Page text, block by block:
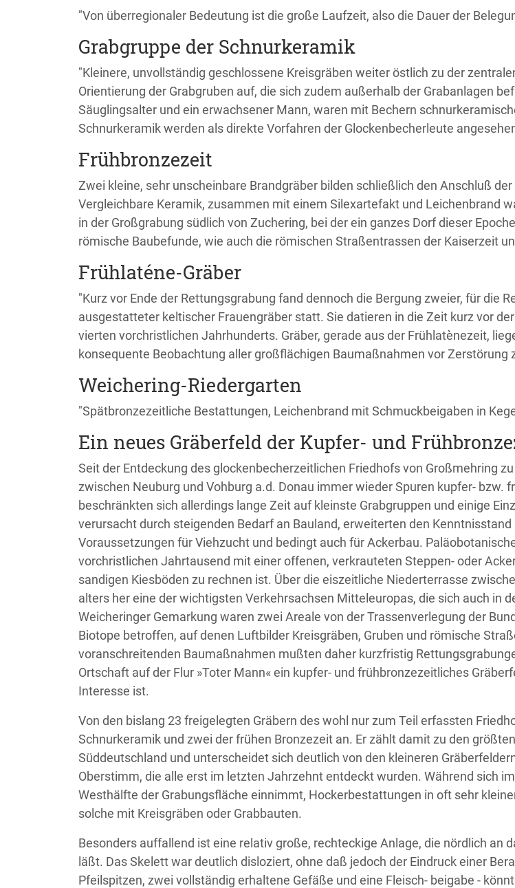
"Von überregionaler Bedeutung ist die große Laufzeit, also die Dauer der
Grabgruppe der Schnurkeramik
"Kleinere, unvollständig geschlossene Kreisgräben weiter östlich zu der
Orientierung der Grabgruben auf, die sich zudem außerhalb der Grabanlagen
Säuglingsalter und ein erwachsener Mann, waren mit Bechern
Schnurkeramik werden als direkte Vorfahren der Glockenbecherleute
Frühbronzezeit
Zwei kleine, sehr unscheinbare Brandgräber bilden schließlich den Anschluß
Vergleichbare Keramik, zusammen mit einem Silexartefakt und Leichenbrand
in der Großgrabung südlich von Zuchering, bei der ein ganzes Dorf dieser
römische Baubefunde, wie auch die römischen Straßentrassen der Kaiserzeit
Frühlaténe-Gräber
"Kurz vor Ende der Rettungsgrabung fand dennoch die Bergung zweier, für die
ausgestatteter keltischer Frauengräber statt. Sie datieren in die Zeit kurz vor
vierten vorchristlichen Jahrhunderts. Gräber, gerade aus der Frühlatènezeit,
konsequente Beobachtung aller großflächigen Baumaßnahmen vor Zerstörung
Weichering-Riedergarten
"Spätbronzezeitliche Bestattungen, Leichenbrand mit Schmuckbeigaben in
Ein neues Gräberfeld der Kupfer- und
Seit der Entdeckung des glockenbecherzeitlichen Friedhofs von Großmehring
zwischen Neuburg und Vohburg a.d. Donau immer wieder Spuren kupfer-
beschränkten sich allerdings lange Zeit auf kleinste Grabgruppen und einige
verursacht durch steigenden Bedarf an Bauland, erweiterten den
Voraussetzungen für Viehzucht und bedingt auch für Ackerbau.
vorchristlichen Jahrtausend mit einer offenen, verkrauteten Steppen- oder
sandigen Kiesböden zu rechnen ist. Über die eiszeitliche Niederterrasse
alters her eine der wichtigsten Verkehrsachsen Mitteleuropas, die sich auch in
Weicheringer Gemarkung waren zwei Areale von der Trassenverlegung der
Biotope betroffen, auf denen Luftbilder Kreisgräben, Gruben und römische
voranschreitenden Baumaßnahmen mußten daher kurzfristig
Ortschaft auf der Flur »Toter Mann« ein kupfer- und frühbronzezeitliches
Interesse ist.
Von den bislang 23 freigelegten Gräbern des wohl nur zum Teil erfassten
Schnurkeramik und zwei der frühen Bronzezeit an. Er zählt damit zu den
Süddeutschland und unterscheidet sich deutlich von den kleineren
Oberstimm, die alle erst im letzten Jahrzehnt entdeckt wurden. Während sich
Westhälfte der Grabungsfläche einnimmt, Hockerbestattungen in oft sehr
solche mit Kreisgräben oder Grabbauten.
Besonders auffallend ist eine relativ große, rechteckige Anlage, die nördlich an
läßt. Das Skelett war deutlich disloziert, ohne daß jedoch der Eindruck einer
Pfeilspitzen, zwei vollständig erhaltene Gefäße und eine Fleisch- beigabe -